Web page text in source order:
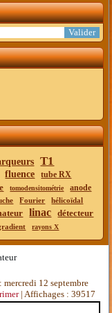
T1
fluence
tube RX
tomodensitométrie anode
Fourier hélicoïdal
linac détecteur
rayons X
mercredi 12 septembre
| Affichages : 39517